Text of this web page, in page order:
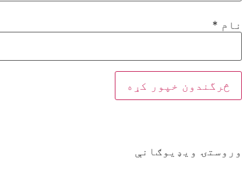
نام *
وروستۍ ویډیوګانې